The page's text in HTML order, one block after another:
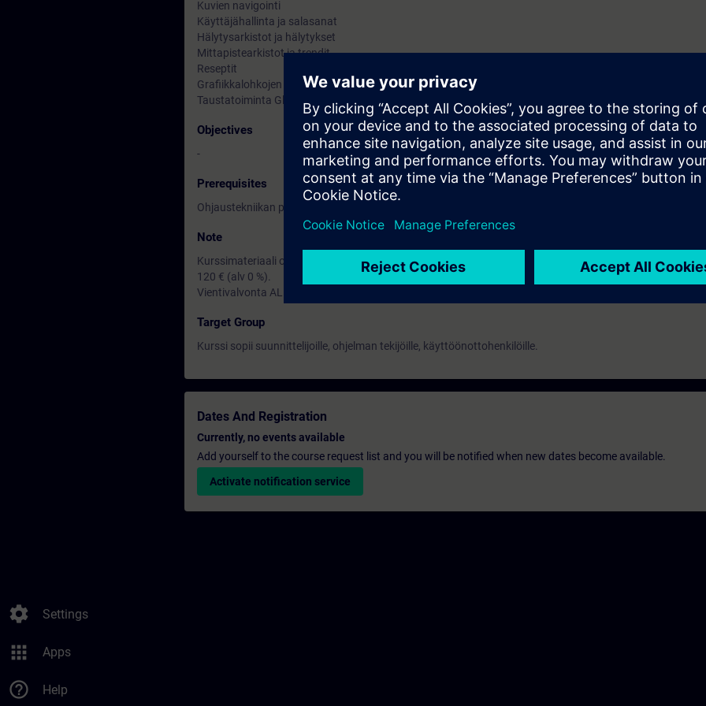
settings Settings
apps Apps
help_outline Help
Kuvien navigointi
Käyttäjähallinta ja salasanat
Hälytysarkistot ja hälytykset
Mittapistearkistot ja trendit
Reseptit
Grafiikkalohkojen keskitettyhallinta- Faceplate
Taustatoiminta Global Scripting
Objectives
-
Prerequisites
Ohjaustekniikan perusteiden tuntemus.
Note
Kurssimateriaali on englanniksi ja jaetaan sähköisessä muodossa (pdf). Osallistuja voi tilata tulostetun
120 € (alv 0 %).
Vientivalvonta AL :N / ECCN: N
Target Group
Kurssi sopii suunnittelijoille, ohjelman tekijöille, käyttöönottohenkilöille.
Dates And Registration
Currently, no events available
Add yourself to the course request list and you will be notified when new dates become available.
Activate notification service